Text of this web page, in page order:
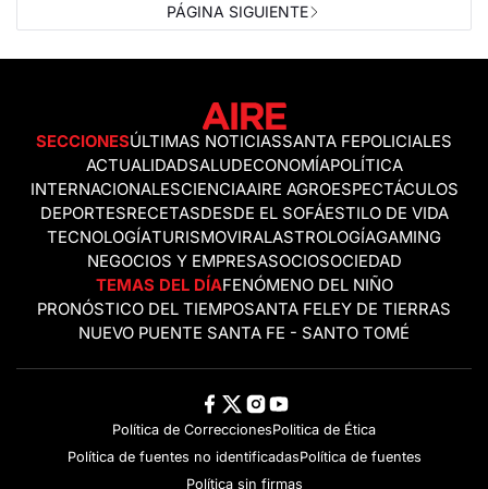
PÁGINA SIGUIENTE
SECCIONESÚLTIMAS NOTICIASSANTA FEPOLICIALES
ACTUALIDADSALUDECONOMÍAPOLÍTICA
INTERNACIONALESCIENCIAAIRE AGROESPECTÁCULOS
DEPORTESRECETASDESDE EL SOFÁESTILO DE VIDA
TECNOLOGÍATURISMOVIRALASTROLOGÍAGAMING
NEGOCIOS Y EMPRESASOCIOSOCIEDAD
TEMAS DEL DÍAFENÓMENO DEL NIÑO
PRONÓSTICO DEL TIEMPOSANTA FELEY DE TIERRAS
NUEVO PUENTE SANTA FE - SANTO TOMÉ
Política de CorreccionesPolitica de Ética
Política de fuentes no identificadasPolítica de fuentes
Política sin firmas